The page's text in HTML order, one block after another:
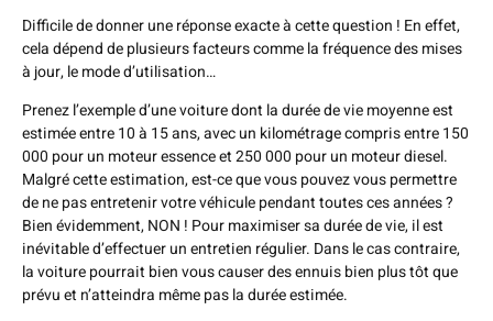
Difficile de donner une réponse exacte à cette question ! En effet,
cela dépend de plusieurs facteurs comme la fréquence des mises
à jour, le mode d’utilisation…
Prenez l’exemple d’une voiture dont la durée de vie moyenne est
estimée entre 10 à 15 ans, avec un kilométrage compris entre 150
000 pour un moteur essence et 250 000 pour un moteur diesel.
Malgré cette estimation, est-ce que vous pouvez vous permettre
de ne pas entretenir votre véhicule pendant toutes ces années ?
Bien évidemment, NON ! Pour maximiser sa durée de vie, il est
inévitable d’effectuer un entretien régulier. Dans le cas contraire,
la voiture pourrait bien vous causer des ennuis bien plus tôt que
prévu et n’atteindra même pas la durée estimée.